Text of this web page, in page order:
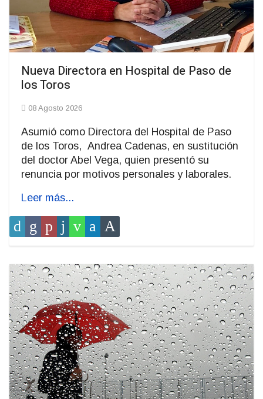
Nueva Directora en Hospital de Paso de
los Toros
08 Agosto 2026
Asumió como Directora del Hospital de Paso
de los Toros, Andrea Cadenas, en sustitución
del doctor Abel Vega, quien presentó su
renuncia por motivos personales y laborales.
Leer más...